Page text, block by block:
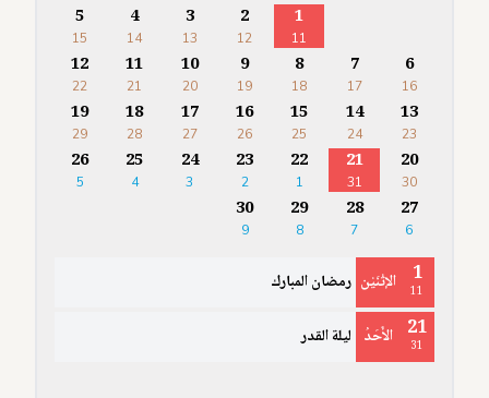
1
11
2
12
3
13
4
14
5
15
6
16
7
17
8
18
9
19
10
20
11
21
12
22
13
23
14
24
15
25
16
26
17
27
18
28
19
29
20
30
21
31
22
1
23
2
24
3
25
4
26
5
27
6
28
7
29
8
30
9
1
11 الإثْنَيْن رمضان المبارك
21
31 الأَحَدُ ليلة القدر